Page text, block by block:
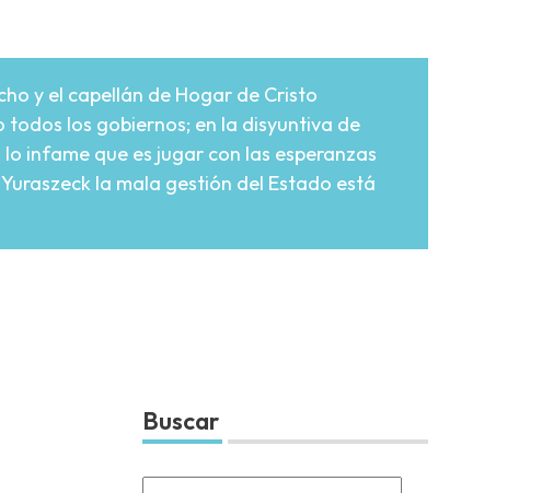
y el capellán de Hogar de Cristo
todos los gobiernos; en la disyuntiva de
infame que es jugar con las esperanzas
la mala gestión del Estado está
Buscar